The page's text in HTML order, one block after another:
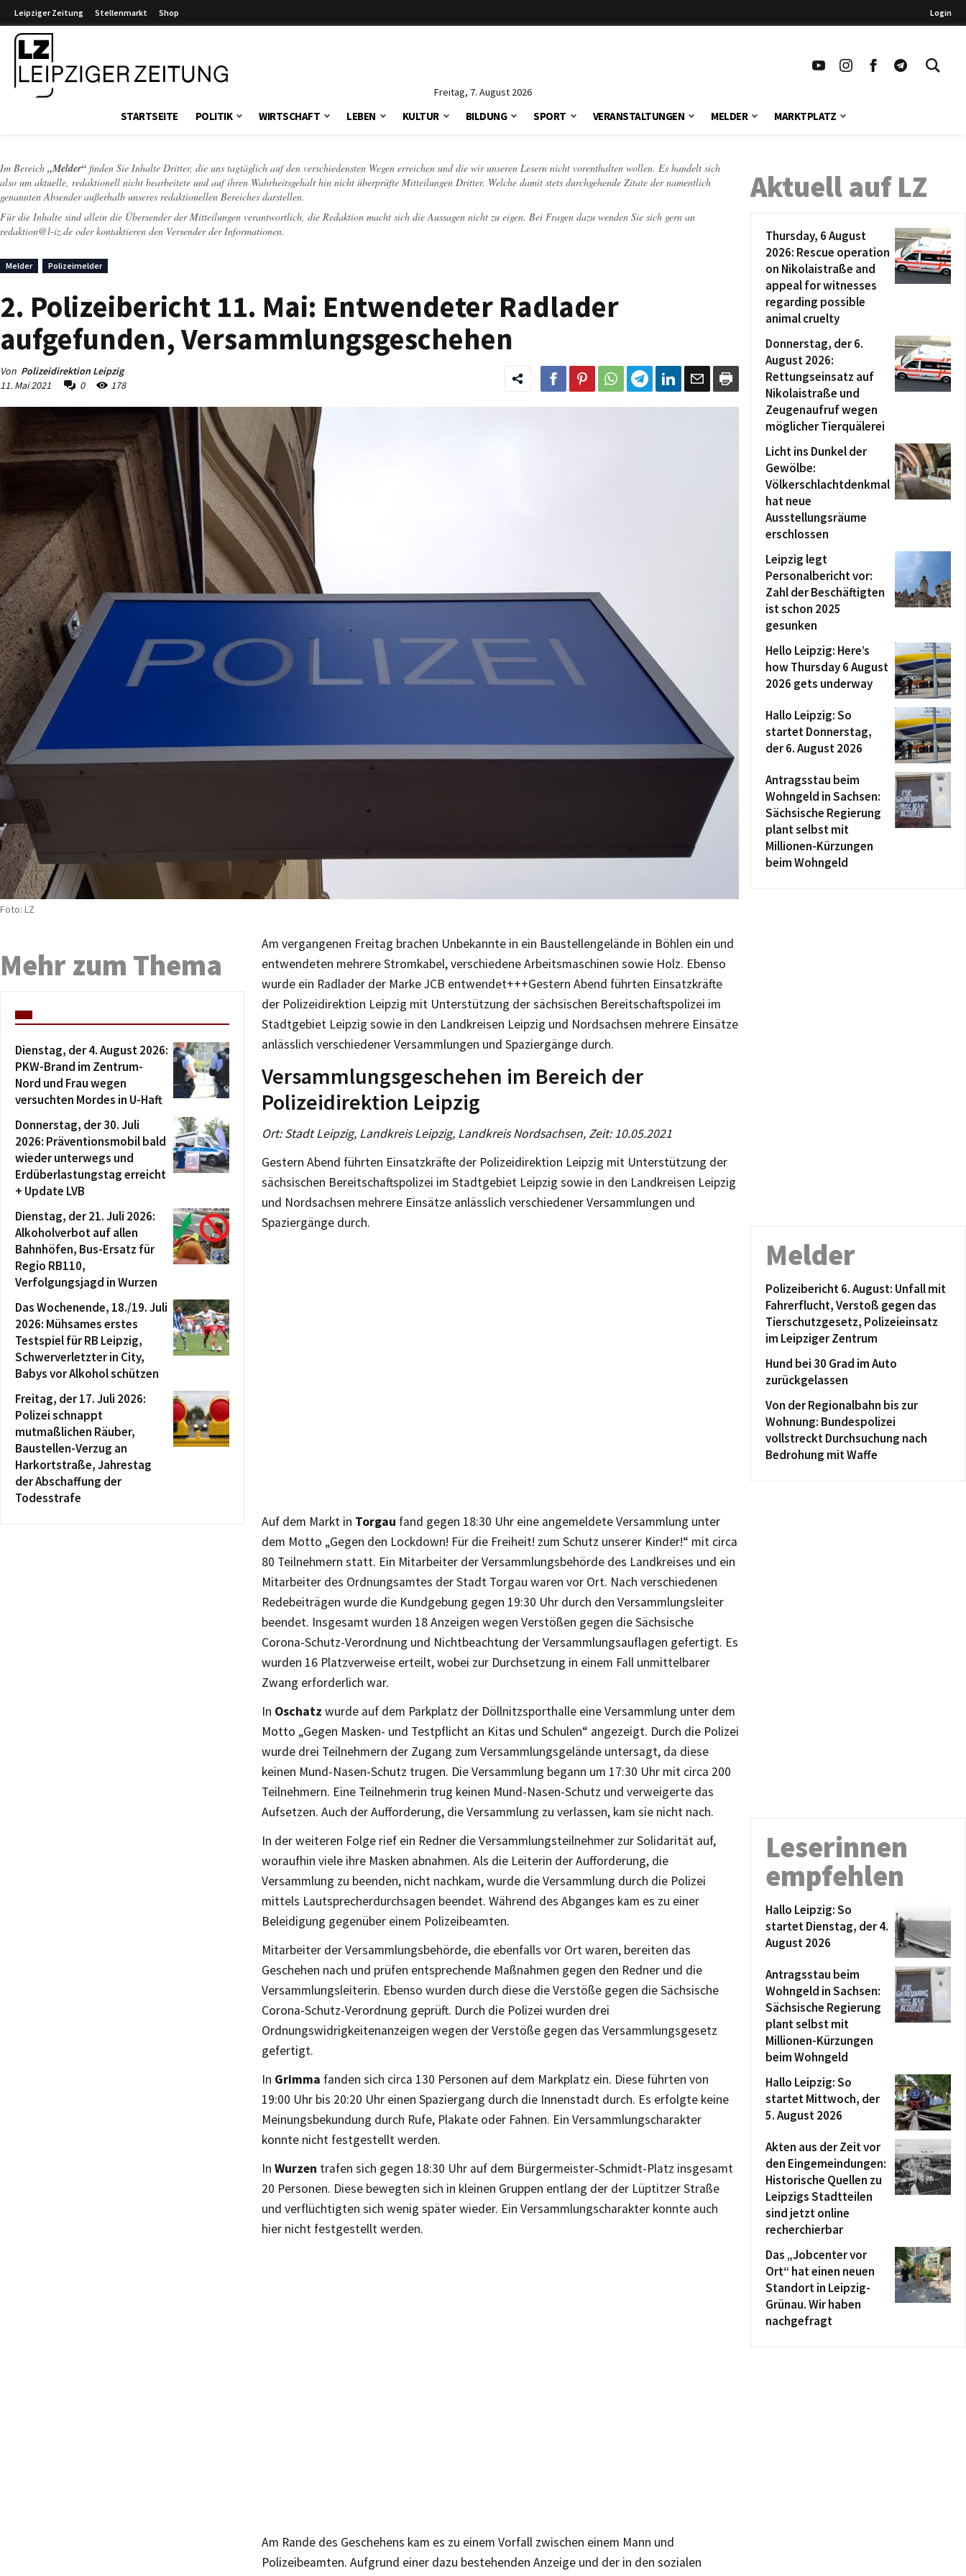
Leipziger Zeitung Stellenmarkt Shop Login
Freitag, 7. August 2026
STARTSEITE POLITIK WIRTSCHAFT LEBEN KULTUR BILDUNG SPORT VERANSTALTUNGEN MELDER MARKTPLATZ
Im Bereich „Melder“ finden Sie Inhalte Dritter, die uns tagtäglich auf den verschiedensten Wegen erreichen und die wir unseren Lesern nicht vorenthalten wollen. Es handelt sich
also um aktuelle, redaktionell nicht bearbeitete und auf ihren Wahrheitsgehalt hin nicht überprüfte Mitteilungen Dritter. Welche damit stets durchgehende Zitate der namentlich
genannten Absender außerhalb unseres redaktionellen Bereiches darstellen.
Für die Inhalte sind allein die Übersender der Mitteilungen verantwortlich, die Redaktion macht sich die Aussagen nicht zu eigen. Bei Fragen dazu wenden Sie sich gern an
redaktion@l-iz.de oder kontaktieren den Versender der Informationen.
Melder Polizeimelder
2. Polizeibericht 11. Mai: Entwendeter Radlader
aufgefunden, Versammlungsgeschehen
Von Polizeidirektion Leipzig
11. Mai 2021
0 178
Foto: LZ
Am vergangenen Freitag brachen Unbekannte in ein Baustellengelände in Böhlen ein und
entwendeten mehrere Stromkabel, verschiedene Arbeitsmaschinen sowie Holz. Ebenso
wurde ein Radlader der Marke JCB entwendet+++Gestern Abend führten Einsatzkräfte
der Polizeidirektion Leipzig mit Unterstützung der sächsischen Bereitschaftspolizei im
Stadtgebiet Leipzig sowie in den Landkreisen Leipzig und Nordsachsen mehrere Einsätze
anlässlich verschiedener Versammlungen und Spaziergänge durch.
Versammlungsgeschehen im Bereich der
Polizeidirektion Leipzig
Ort: Stadt Leipzig, Landkreis Leipzig, Landkreis Nordsachsen, Zeit: 10.05.2021
Gestern Abend führten Einsatzkräfte der Polizeidirektion Leipzig mit Unterstützung der
sächsischen Bereitschaftspolizei im Stadtgebiet Leipzig sowie in den Landkreisen Leipzig
und Nordsachsen mehrere Einsätze anlässlich verschiedener Versammlungen und
Spaziergänge durch.
Auf dem Markt in Torgau fand gegen 18:30 Uhr eine angemeldete Versammlung unter
dem Motto „Gegen den Lockdown! Für die Freiheit! zum Schutz unserer Kinder!“ mit circa
80 Teilnehmern statt. Ein Mitarbeiter der Versammlungsbehörde des Landkreises und ein
Mitarbeiter des Ordnungsamtes der Stadt Torgau waren vor Ort. Nach verschiedenen
Redebeiträgen wurde die Kundgebung gegen 19:30 Uhr durch den Versammlungsleiter
beendet. Insgesamt wurden 18 Anzeigen wegen Verstößen gegen die Sächsische
Corona-Schutz-Verordnung und Nichtbeachtung der Versammlungsauflagen gefertigt. Es
wurden 16 Platzverweise erteilt, wobei zur Durchsetzung in einem Fall unmittelbarer
Zwang erforderlich war.
In Oschatz wurde auf dem Parkplatz der Döllnitzsporthalle eine Versammlung unter dem
Motto „Gegen Masken- und Testpflicht an Kitas und Schulen“ angezeigt. Durch die Polizei
wurde drei Teilnehmern der Zugang zum Versammlungsgelände untersagt, da diese
keinen Mund-Nasen-Schutz trugen. Die Versammlung begann um 17:30 Uhr mit circa 200
Teilnehmern. Eine Teilnehmerin trug keinen Mund-Nasen-Schutz und verweigerte das
Aufsetzen. Auch der Aufforderung, die Versammlung zu verlassen, kam sie nicht nach.
In der weiteren Folge rief ein Redner die Versammlungsteilnehmer zur Solidarität auf,
woraufhin viele ihre Masken abnahmen. Als die Leiterin der Aufforderung, die
Versammlung zu beenden, nicht nachkam, wurde die Versammlung durch die Polizei
mittels Lautsprecherdurchsagen beendet. Während des Abganges kam es zu einer
Beleidigung gegenüber einem Polizeibeamten.
Mitarbeiter der Versammlungsbehörde, die ebenfalls vor Ort waren, bereiten das
Geschehen nach und prüfen entsprechende Maßnahmen gegen den Redner und die
Versammlungsleiterin. Ebenso wurden durch diese die Verstöße gegen die Sächsische
Corona-Schutz-Verordnung geprüft. Durch die Polizei wurden drei
Ordnungswidrigkeitenanzeigen wegen der Verstöße gegen das Versammlungsgesetz
gefertigt.
In Grimma fanden sich circa 130 Personen auf dem Markplatz ein. Diese führten von
19:00 Uhr bis 20:20 Uhr einen Spaziergang durch die Innenstadt durch. Es erfolgte keine
Meinungsbekundung durch Rufe, Plakate oder Fahnen. Ein Versammlungscharakter
konnte nicht festgestellt werden.
In Wurzen trafen sich gegen 18:30 Uhr auf dem Bürgermeister-Schmidt-Platz insgesamt
20 Personen. Diese bewegten sich in kleinen Gruppen entlang der der Lüptitzer Straße
und verflüchtigten sich wenig später wieder. Ein Versammlungscharakter konnte auch
hier nicht festgestellt werden.
Am Rande des Geschehens kam es zu einem Vorfall zwischen einem Mann und
Polizeibeamten. Aufgrund einer dazu bestehenden Anzeige und der in den sozialen
Mehr zum Thema
Dienstag, der 4. August 2026:
PKW-Brand im Zentrum-
Nord und Frau wegen
versuchten Mordes in U-Haft
Donnerstag, der 30. Juli
2026: Präventionsmobil bald
wieder unterwegs und
Erdüberlastungstag erreicht
+ Update LVB
Dienstag, der 21. Juli 2026:
Alkoholverbot auf allen
Bahnhöfen, Bus-Ersatz für
Regio RB110,
Verfolgungsjagd in Wurzen
Das Wochenende, 18./19. Juli
2026: Mühsames erstes
Testspiel für RB Leipzig,
Schwerverletzter in City,
Babys vor Alkohol schützen
Freitag, der 17. Juli 2026:
Polizei schnappt
mutmaßlichen Räuber,
Baustellen-Verzug an
Harkortstraße, Jahrestag
der Abschaffung der
Todesstrafe
Aktuell auf LZ
Thursday, 6 August
2026: Rescue operation
on Nikolaistraße and
appeal for witnesses
regarding possible
animal cruelty
Donnerstag, der 6.
August 2026:
Rettungseinsatz auf
Nikolaistraße und
Zeugenaufruf wegen
möglicher Tierquälerei
Licht ins Dunkel der
Gewölbe:
Völkerschlachtdenkmal
hat neue
Ausstellungsräume
erschlossen
Leipzig legt
Personalbericht vor:
Zahl der Beschäftigten
ist schon 2025
gesunken
Hello Leipzig: Here’s
how Thursday 6 August
2026 gets underway
Hallo Leipzig: So
startet Donnerstag,
der 6. August 2026
Antragsstau beim
Wohngeld in Sachsen:
Sächsische Regierung
plant selbst mit
Millionen-Kürzungen
beim Wohngeld
Melder
Polizeibericht 6. August: Unfall mit
Fahrerflucht, Verstoß gegen das
Tierschutzgesetz, Polizeieinsatz
im Leipziger Zentrum
Hund bei 30 Grad im Auto
zurückgelassen
Von der Regionalbahn bis zur
Wohnung: Bundespolizei
vollstreckt Durchsuchung nach
Bedrohung mit Waffe
Leserinnen
empfehlen
Hallo Leipzig: So
startet Dienstag, der 4.
August 2026
Antragsstau beim
Wohngeld in Sachsen:
Sächsische Regierung
plant selbst mit
Millionen-Kürzungen
beim Wohngeld
Hallo Leipzig: So
startet Mittwoch, der
5. August 2026
Akten aus der Zeit vor
den Eingemeindungen:
Historische Quellen zu
Leipzigs Stadtteilen
sind jetzt online
recherchierbar
Das „Jobcenter vor
Ort“ hat einen neuen
Standort in Leipzig-
Grünau. Wir haben
nachgefragt